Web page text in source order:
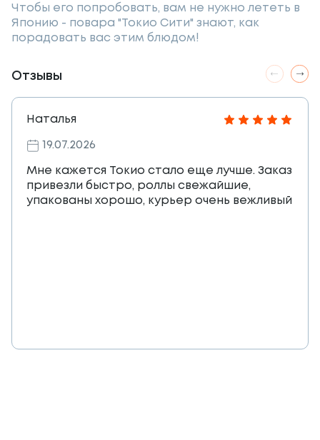
Чтобы его попробовать, вам не нужно лететь в
Японию - повара "Токио Сити" знают, как
порадовать вас этим блюдом!
Отзывы
Наталья
19.07.2026
Мне кажется Токио стало еще лучше. Заказ
привезли быстро, роллы свежайшие,
упакованы хорошо, курьер очень вежливый